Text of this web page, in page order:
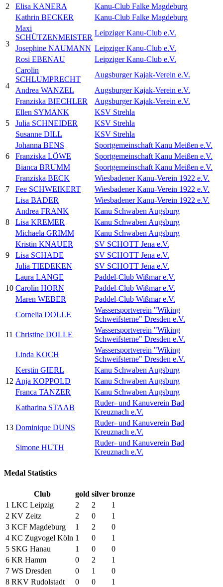
2
Elisa KANERA
Kanu-Club Falke Magdeburg
Kathrin BECKER
Kanu-Club Falke Magdeburg
3
Maxi
SCHÜTZENMEISTER
Leipziger Kanu-Club e.V.
Josephine NAUMANN Leipziger Kanu-Club e.V.
Rosi EBENAU
Leipziger Kanu-Club e.V.
4
Carolin
SCHLUMPRECHT
Augsburger Kajak-Verein e.V.
Andrea WANZEL
Augsburger Kajak-Verein e.V.
Franziska BIECHLER
Augsburger Kajak-Verein e.V.
5
Ellen SYMANK
KSV Strehla
Julia SCHNEIDER
KSV Strehla
Susanne DILL
KSV Strehla
6
Johanna BENS
Sportgemeinschaft Kanu Meißen e.V.
Franziska LÖWE
Sportgemeinschaft Kanu Meißen e.V.
Bianca BRUMM
Sportgemeinschaft Kanu Meißen e.V.
7
Franziska BECK
Wiesbadener Kanu-Verein 1922 e.V.
Fee SCHWEIKERT
Wiesbadener Kanu-Verein 1922 e.V.
Lisa BADER
Wiesbadener Kanu-Verein 1922 e.V.
8
Andrea FRANK
Kanu Schwaben Augsburg
Lisa KREMER
Kanu Schwaben Augsburg
Michaela GRIMM
Kanu Schwaben Augsburg
9
Kristin KNAUER
SV SCHOTT Jena e.V.
Lisa SCHADE
SV SCHOTT Jena e.V.
Julia TIEDEKEN
SV SCHOTT Jena e.V.
10
Laura LANGE
Paddel-Club Wißmar e.V.
Carolin HORN
Paddel-Club Wißmar e.V.
Maren WEBER
Paddel-Club Wißmar e.V.
11
Cornelia DOLLE
Wassersportverein "Wiking
Schweifsterne" Dresden e.V.
Christine DOLLE
Wassersportverein "Wiking
Schweifsterne" Dresden e.V.
Linda KOCH
Wassersportverein "Wiking
Schweifsterne" Dresden e.V.
12
Kerstin GIERL
Kanu Schwaben Augsburg
Anja KOPPOLD
Kanu Schwaben Augsburg
Franca TANZER
Kanu Schwaben Augsburg
13
Katharina STAAB
Ruder- und Kanuverein Bad
Kreuznach e.V.
Dominique DUNS
Ruder- und Kanuverein Bad
Kreuznach e.V.
Simone HUTH
Ruder- und Kanuverein Bad
Kreuznach e.V.
Medal Statistics
Club gold silver bronze
1 LKC Leipzig 2 2
1
2 KV Zeitz 2 0
1
3 KCF Magdeburg 1 2
0
4 KC Zugvogel Köln 1 0
1
5 SKG Hanau 1 0
0
6 KR Hamm 0 2
1
7 WS Dresden 0 1
0
8 RKV Rudolstadt 0 0
1